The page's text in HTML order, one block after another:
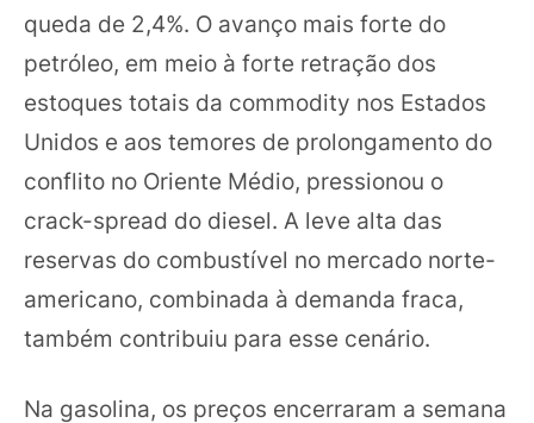
queda de 2,4%. O avanço mais forte do
petróleo, em meio à forte retração dos
estoques totais da commodity nos Estados
Unidos e aos temores de prolongamento do
conflito no Oriente Médio, pressionou o
crack-spread do diesel. A leve alta das
reservas do combustível no mercado norte-
americano, combinada à demanda fraca,
também contribuiu para esse cenário.
Na gasolina, os preços encerraram a semana